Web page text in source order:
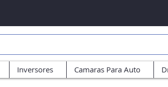
Inversores Camaras Para Auto